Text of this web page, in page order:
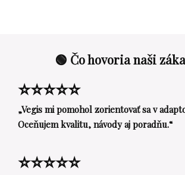
🟢 Čo hovoria naši
⭐⭐⭐⭐⭐
„Vegis mi pomohol zorientovať sa v
Oceňujem kvalitu, návody aj poradňu.“
⭐⭐⭐⭐⭐